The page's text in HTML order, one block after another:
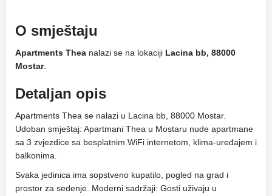
O smještaju
Apartments Thea nalazi se na lokaciji Lacina bb, 88000
Mostar.
Detaljan opis
Apartments Thea se nalazi u Lacina bb, 88000 Mostar.
Udoban smještaj: Apartmani Thea u Mostaru nude apartmane
sa 3 zvjezdice sa besplatnim WiFi internetom, klima-uređajem i
balkonima.
Svaka jedinica ima sopstveno kupatilo, pogled na grad i
prostor za sedenje. Moderni sadržaji: Gosti uživaju u